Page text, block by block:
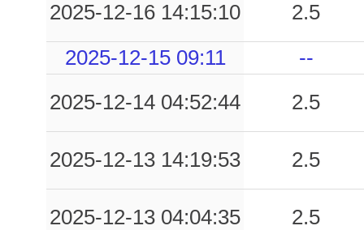
2025-12-16 14:15:10
2.5
2025-12-15 09:11
--
2025-12-14 04:52:44
2.5
2025-12-13 14:19:53 2.5
2025-12-13 04:04:35 2.5